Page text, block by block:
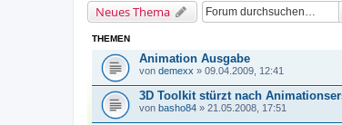
Neues Thema
THEMEN
Animation Ausgabe
von demexx » 09.04.2009, 12:41
3D Toolkit stürzt nach
von basho84 » 21.05.2008, 17:51